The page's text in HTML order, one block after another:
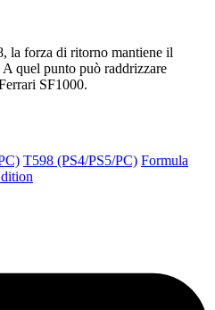
la forza di ritorno mantiene il
quel punto può raddrizzare
SF1000.
T598 (PS4/PS5/PC) Formula